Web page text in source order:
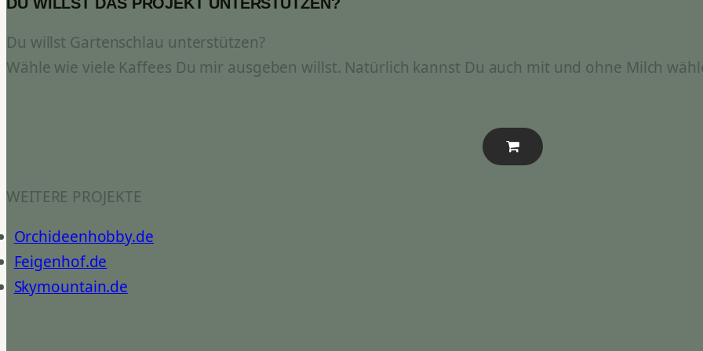
Du willst Gartenschlau unterstützen?
Wähle wie viele Kaffees Du mir ausgeben willst. Natürlich kannst Du auch mit und ohne Milch
WEITERE PROJEKTE
Orchideenhobby.de
Feigenhof.de
Skymountain.de